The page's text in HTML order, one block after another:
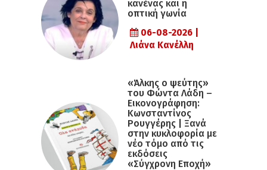
κανένας και η
οπτική γωνία
06-08-2026 |
Λιάνα Κανέλλη
«Άλκης ο ψεύτης»
του Φώντα Λάδη –
Εικονογράφηση:
Κωνσταντίνος
Ρουγγέρης | Ξανά
στην κυκλοφορία με
νέο τόμο από τις
εκδόσεις
«Σύγχρονη Εποχή»